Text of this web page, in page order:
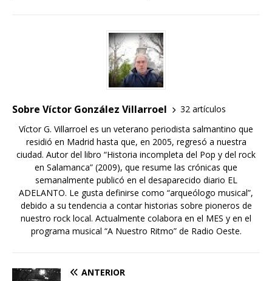
Sobre Víctor González Villarroel
32 artículos
Víctor G. Villarroel es un veterano periodista salmantino que
residió en Madrid hasta que, en 2005, regresó a nuestra
ciudad. Autor del libro “Historia incompleta del Pop y del rock
en Salamanca” (2009), que resume las crónicas que
semanalmente publicó en el desaparecido diario EL
ADELANTO. Le gusta definirse como “arqueólogo musical”,
debido a su tendencia a contar historias sobre pioneros de
nuestro rock local. Actualmente colabora en el MES y en el
programa musical “A Nuestro Ritmo” de Radio Oeste.
ANTERIOR